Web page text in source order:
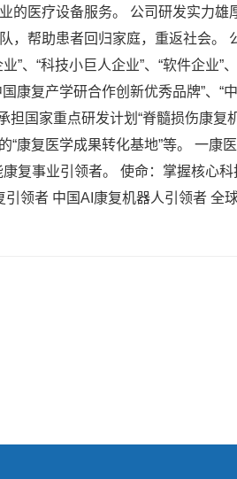
医疗设备服务。 公司研发实力
帮助患者回归家庭，重返社会。
“科技小巨人企业”、“软件企业”
康复产学研合作创新优秀品牌”、
担国家重点研发计划“脊髓损伤康
康复医学成果转化基地”等。 一康
复事业引领者。 使命：掌握核心
领者 中国AI康复机器人引领者 全